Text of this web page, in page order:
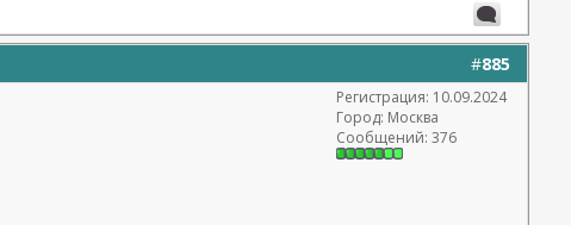
#885
Регистрация: 10.09.2024
Город: Москва
Сообщений: 376